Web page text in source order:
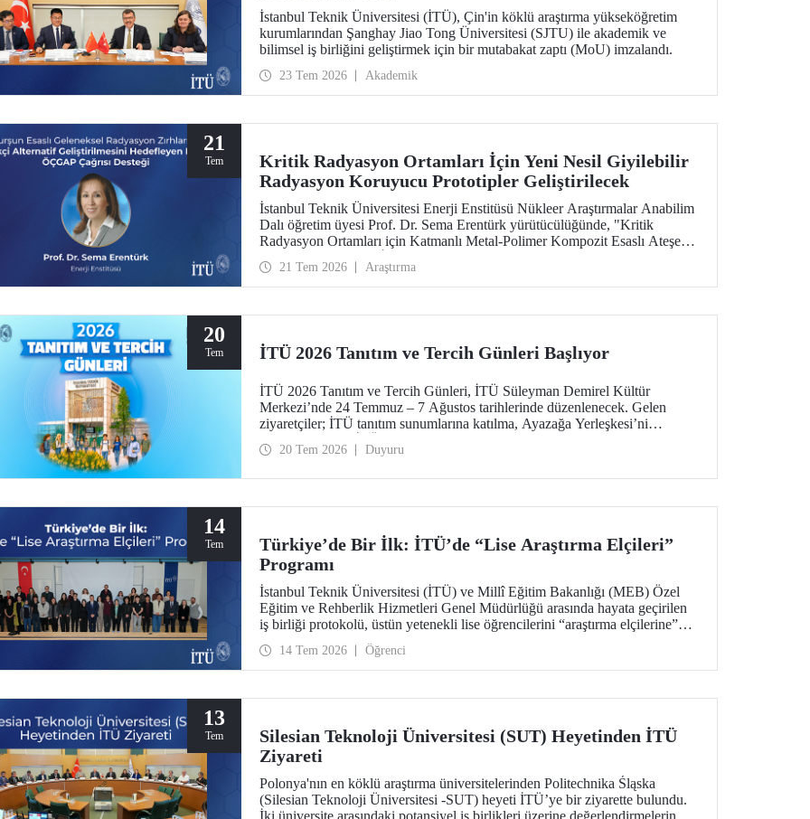
İstanbul Teknik Üniversitesi (İTÜ), Çin'in köklü araştırma yükseköğretim
kurumlarından Şanghay Jiao Tong Üniversitesi (SJTU) ile akademik ve
bilimsel iş birliğini geliştirmek için bir mutabakat zaptı (MoU) imzalandı.
23 Tem 2026 Akademik
21
Tem
Kritik Radyasyon Ortamları İçin Yeni Nesil Giyilebilir
Radyasyon Koruyucu Prototipler Geliştirilecek
İstanbul Teknik Üniversitesi Enerji Enstitüsü Nükleer Araştırmalar Anabilim
Dalı öğretim üyesi Prof. Dr. Sema Erentürk yürütücülüğünde, "Kritik
Radyasyon Ortamları için Katmanlı Metal-Polimer Kompozit Esaslı Ateşe
Geliştirilmesi" başlıklı proje, Özel Çağrılı Genel Araştırma Projesi (ÖÇGAP)
desteği kazandı. Projeyle kritik radyasyon ortamlarında kullanılmak üzere
21 Tem 2026 Araştırma
20
Tem İTÜ 2026 Tanıtım ve Tercih Günleri Başlıyor
İTÜ 2026 Tanıtım ve Tercih Günleri, İTÜ Süleyman Demirel Kültür
Merkezi’nde 24 Temmuz – 7 Ağustos tarihlerinde düzenlenecek. Gelen
ziyaretçiler; İTÜ tanıtım sunumlarına katılma, Ayazağa Yerleşkesi’ni
bölümler hakkında yüz yüze bilgi alma imkânı bulacak. Aday öğrenciler ve
20 Tem 2026 Duyuru
14
Tem
Türkiye’de Bir İlk: İTÜ’de “Lise Araştırma Elçileri”
Programı
İstanbul Teknik Üniversitesi (İTÜ) ve Millî Eğitim Bakanlığı (MEB) Özel
Eğitim ve Rehberlik Hizmetleri Genel Müdürlüğü arasında hayata geçirilen
iş birliği protokolü, üstün yetenekli lise öğrencilerini “araştırma elçilerine”
14 Tem 2026 Öğrenci
13
Tem
Silesian Teknoloji Üniversitesi (SUT) Heyetinden İTÜ
Ziyareti
Polonya'nın en köklü araştırma üniversitelerinden Politechnika Śląska
(Silesian Teknoloji Üniversitesi -SUT) heyeti İTÜ’ye bir ziyarette bulundu.
İki üniversite arasındaki potansiyel iş birlikleri üzerine değerlendirmelerin